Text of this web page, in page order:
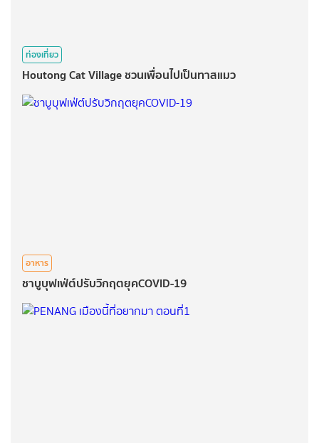
ท่องเที่ยว
Houtong Cat Village​ ชวนเพื่อนไปเป็นทาสแมว
อาหาร
ชาบูบุฟเฟ่ต์​ปรับวิกฤต​ยุคCOVID-19